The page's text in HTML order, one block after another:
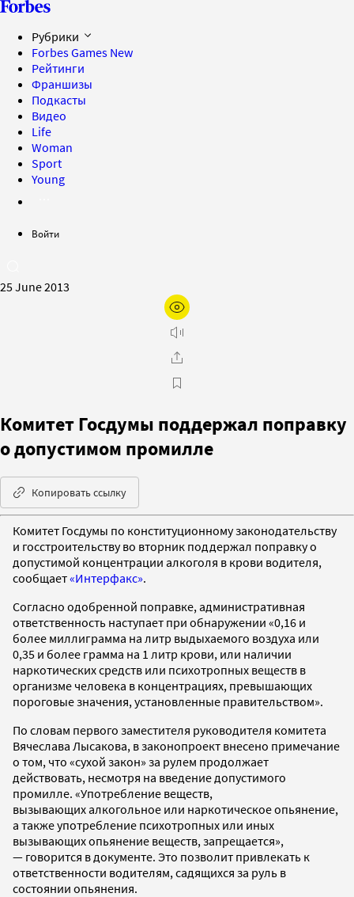
Рубрики
Forbes Games New
Рейтинги
Франшизы
Подкасты
Видео
Life
Woman
Sport
Young
Войти
25 June 2013
Комитет Госдумы поддержал поправку
о допустимом промилле
Копировать ссылку
Комитет Госдумы по конституционному законодательству
и госстроительству во вторник поддержал поправку о
допустимой концентрации алкоголя в крови водителя,
сообщает«Интерфакс».
Согласно одобренной поправке, административная
ответственность наступает при обнаружении «0,16 и
более миллиграмма на литр выдыхаемого воздуха или
0,35 и более грамма на 1 литр крови, или наличии
наркотических средств или психотропных веществ в
организме человека в концентрациях, превышающих
пороговые значения, установленные правительством».
По словам первого заместителя руководителя комитета
Вячеслава Лысакова, в законопроект внесено примечание
о том, что «сухой закон» за рулем продолжает
действовать, несмотря на введение допустимого
промилле. «Употребление веществ,
вызывающих алкогольное или наркотическое опьянение,
а также употребление психотропных или иных
вызывающих опьянение веществ, запрещается»,
— говорится в документе. Это позволит привлекать к
ответственности водителям, садящихся за руль в
состоянии опьянения.